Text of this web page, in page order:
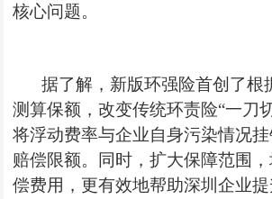
核心问题。
据了解，新版环强险首创了根
测算保额，改变传统环责险“一刀
将浮动费率与企业自身污染情况
赔偿限额。同时，扩大保障范围
偿费用，更有效地帮助深圳企业